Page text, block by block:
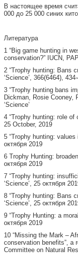
В настоящее время
000 до 25 000 синих
Литература
1 “Big game hunting in
conservation?” IUCN,
2 “Trophy hunting: Bans
‘Science’, 366(6464),
3 “Trophy hunting bans
Dickman, Rosie Cooney,
‘Science’
4 “Trophy hunting: role of
25 October, 2019
5 “Trophy hunting:
октября 2019
6 Trophy Hunting:
октября 2019
7 “Trophy hunting:
‘Science’, 25 октября
8 “Trophy hunting: Bans
‘Science’, 25 октября
9 “Trophy Hunting: a
октября 2019
10 “Missing the Mark –
conservation benefits”, a
Committee on Natural